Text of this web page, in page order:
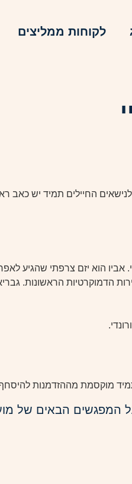
לקוחות ממליצים
החיילים תמיד יש כאב
אביו הוא יזם צרפתי
הדמוקרטיות הראשונות.
מוקסמת מההזדמנות
המפגשים הבאים של